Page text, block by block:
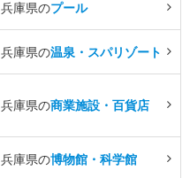
兵庫県のプール
兵庫県の温泉・スパリゾート
兵庫県の商業施設・百貨店
兵庫県の博物館・科学館